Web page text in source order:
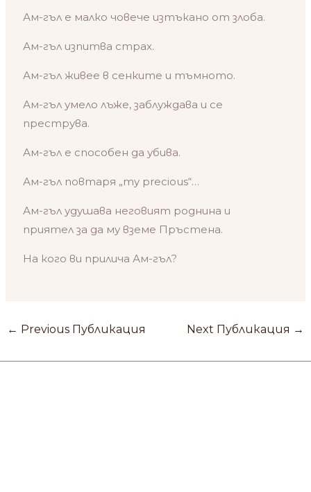
Ам-гъл е малко човече изтъкано от злоба.
Ам-гъл изпитва страх.
Ам-гъл живее в сенките и тъмното.
Ам-гъл умело лъже, заблуждава и се
преструва.
Ам-гъл е способен да убива.
Ам-гъл повтаря „my precious“…
Ам-гъл удушава неговият роднина и
приятел за да му вземе Пръстена.
На кого ви прилича Ам-гъл?
← Previous Публикация Next Публикация →